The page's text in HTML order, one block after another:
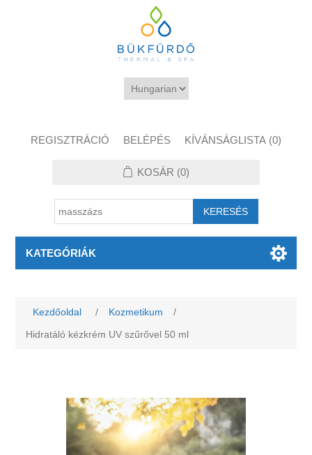
REGISZTRÁCIÓ BELÉPÉS KÍVÁNSÁGLISTA (0)
KOSÁR (0)
KATEGÓRIÁK
Kezdőoldal / Kozmetikum
/
Hidratáló kézkrém UV szűrővel 50 ml